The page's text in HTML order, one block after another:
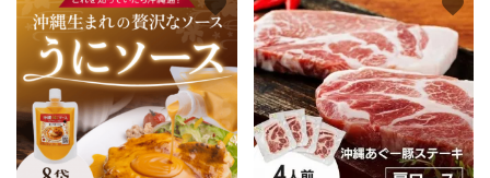
favorite favorite